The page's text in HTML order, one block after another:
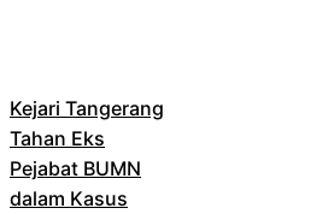
Kejari Tangerang
Tahan Eks
Pejabat BUMN
dalam Kasus